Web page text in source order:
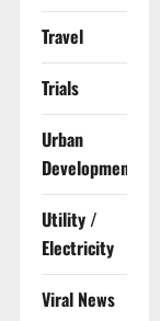
Travel
Trials
Urban
Development
Utility /
Electricity
Viral News